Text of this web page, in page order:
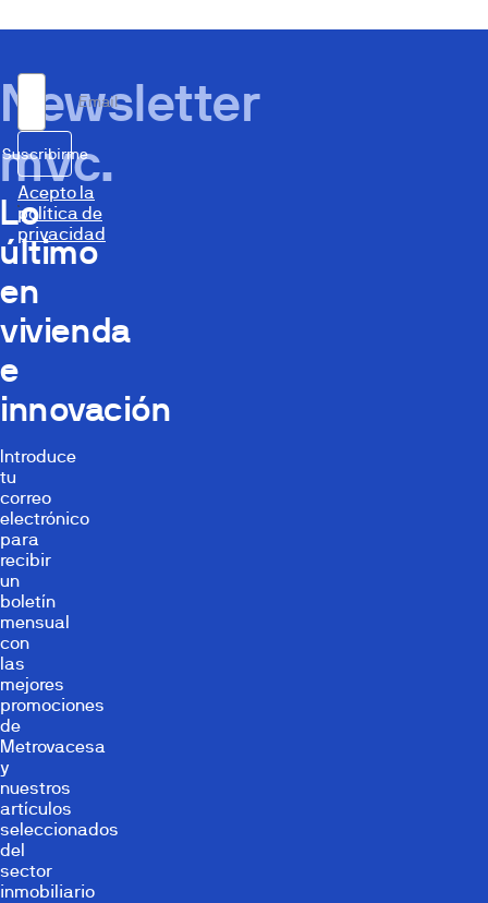
Newsletter
mvc.
Lo
último
en
vivienda
e
innovación
Introduce
tu
correo
electrónico
para
recibir
un
boletín
mensual
con
las
mejores
promociones
de
Metrovacesa
y
nuestros
artículos
seleccionados
del
sector
inmobiliario
Email
Suscribirme
Acepto la
política de
privacidad